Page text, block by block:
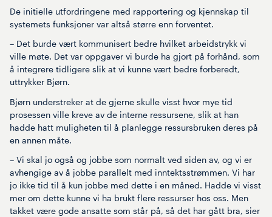
De initielle utfordringene med rapportering og kjennskap til
systemets funksjoner var altså større enn forventet.
– Det burde vært kommunisert bedre hvilket arbeidstrykk vi
ville møte. Det var oppgaver vi burde ha gjort på forhånd, som
å integrere tidligere slik at vi kunne vært bedre forberedt,
uttrykker Bjørn.
Bjørn understreker at de gjerne skulle visst hvor mye tid
prosessen ville kreve av de interne ressursene, slik at han
hadde hatt muligheten til å planlegge ressursbruken deres på
en annen måte.
– Vi skal jo også og jobbe som normalt ved siden av, og vi er
avhengige av å jobbe parallelt med inntektsstrømmen. Vi har
jo ikke tid til å kun jobbe med dette i en måned. Hadde vi visst
mer om dette kunne vi ha brukt flere ressurser hos oss. Men
takket være gode ansatte som står på, så det har gått bra, sier